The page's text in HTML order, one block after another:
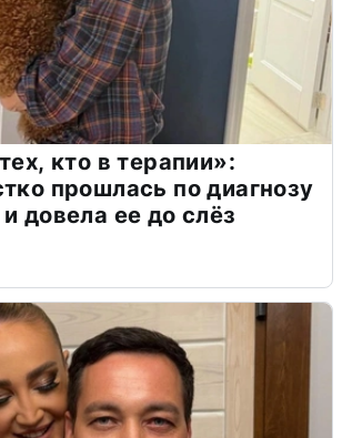
кто в терапии»:
прошлась по диагнозу
довела ее до слёз